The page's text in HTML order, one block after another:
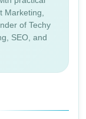
Marketing,
of Techy
SEO, and